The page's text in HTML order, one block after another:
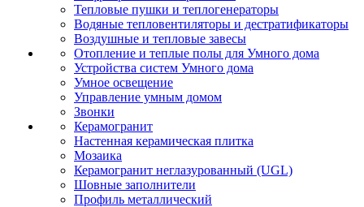
Тепловые пушки и теплогенераторы
Водяные тепловентиляторы и дестратификаторы
Воздушные и тепловые завесы
Отопление и теплые полы для Умного дома
Устройства систем Умного дома
Умное освещение
Управление умным домом
Звонки
Керамогранит
Настенная керамическая плитка
Мозаика
Керамогранит неглазурованный (UGL)
Шовные заполнители
Профиль металлический